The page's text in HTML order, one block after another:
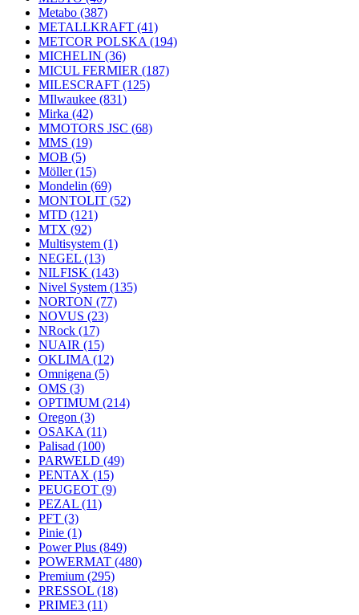
Metabo (387)
METALLKRAFT (41)
METCOR POLSKA (194)
MICHELIN (36)
MICUL FERMIER (187)
MILESCRAFT (125)
MIlwaukee (831)
Mirka (42)
MMOTORS JSC (68)
MMS (19)
MOB (5)
Möller(15)
Mondelin (69)
MONTOLIT (52)
MTD (121)
MTX (92)
Multisystem (1)
NEGEL (13)
NILFISK (143)
Nivel System (135)
NORTON (77)
NOVUS (23)
NRock (17)
NUAIR (15)
OKLIMA (12)
Omnigena (5)
OMS (3)
OPTIMUM (214)
Oregon (3)
OSAKA (11)
Palisad (100)
PARWELD (49)
PENTAX (15)
PEUGEOT (9)
PEZAL (11)
PFT (3)
Pinie (1)
Power Plus (849)
POWERMAT (480)
Premium (295)
PRESSOL (18)
PRIME3 (11)